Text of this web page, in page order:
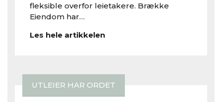
fleksible overfor leietakere. Brække
Eiendom har…
Les hele artikkelen
UTLEIER HAR ORDET